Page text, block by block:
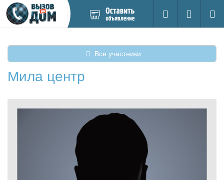
новое
Поиск
Вход на
Все участники
Мила центр